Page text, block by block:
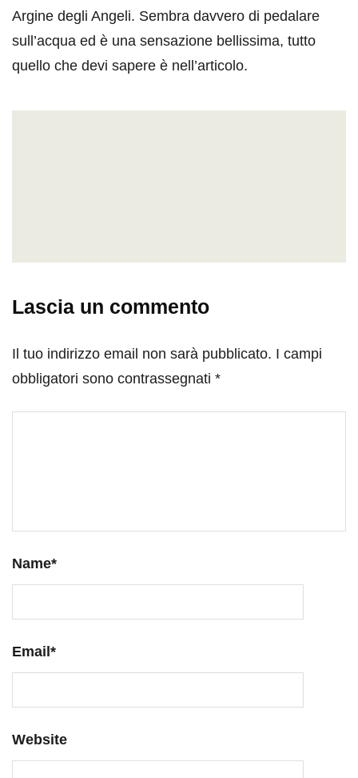
Argine degli Angeli. Sembra davvero di pedalare
sull’acqua ed è una sensazione bellissima, tutto
quello che devi sapere è nell’articolo.
Lascia un commento
Il tuo indirizzo email non sarà pubblicato. I campi
obbligatori sono contrassegnati *
Name*
Email*
Website